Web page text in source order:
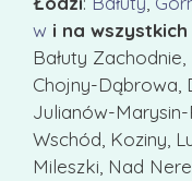
w i na
Bałuty
Chojny-Dąbrowa,
Julianów-
Wschód, Koziny,
Mileszki, Nad